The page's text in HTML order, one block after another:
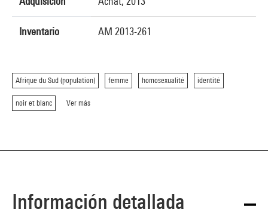
Inventario AM 2013-261
Afrique du Sud (population) femme homosexualité identité
noir et blanc Ver más
Información detallada